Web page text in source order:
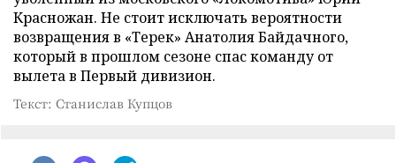
Красножан. Не стоит исключать вероятности
возвращения в «Терек» Анатолия Байдачного,
который в прошлом сезоне спас команду от
вылета в Первый дивизион.
Текст: Станислав Купцов